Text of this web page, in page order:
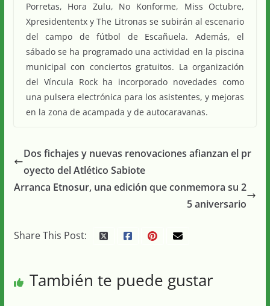
Porretas, Hora Zulu, No Konforme, Miss Octubre,
Xpresidententx y The Litronas se subirán al escenario
del campo de fútbol de Escañuela. Además, el
sábado se ha programado una actividad en la piscina
municipal con conciertos gratuitos. La organización
del Víncula Rock ha incorporado novedades como
una pulsera electrónica para los asistentes, y mejoras
en la zona de acampada y de autocaravanas.
Dos fichajes y nuevas renovaciones afianzan el pr
oyecto del Atlético Sabiote
Arranca Etnosur, una edición que conmemora su 2
5 aniversario
Share This Post:
También te puede gustar